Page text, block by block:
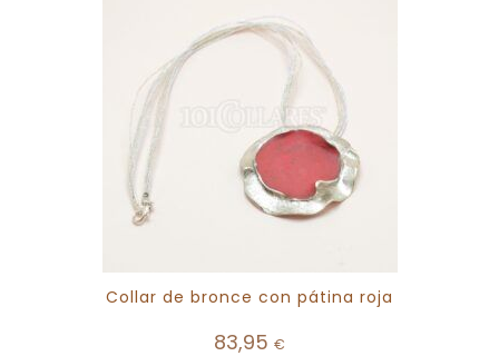
Collar de bronce con pátina roja
83,95 €